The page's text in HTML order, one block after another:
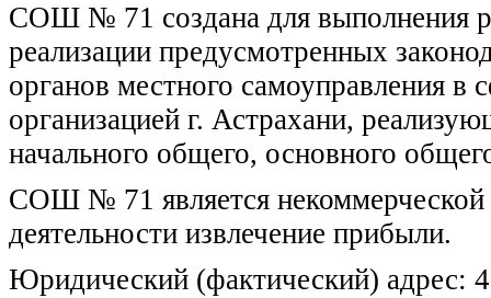
СОШ № 71 создана для выполнения
реализации предусмотренных
органов местного самоуправления в
организацией г. Астрахани,
начального общего, основного
СОШ № 71 является
деятельности извлечение прибыли.
Юридический (фактический) адрес: